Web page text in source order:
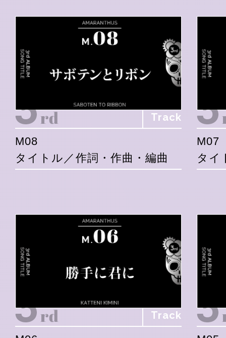
Track
M08
タイトル／作詞・作曲・編曲
M07
タイ
Track